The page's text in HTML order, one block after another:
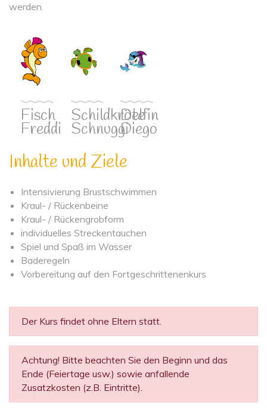
werden.
Fisch
Freddi
Schildkröte
Schnuggi
Delfin
Diego
Inhalte und Ziele
Intensivierung Brustschwimmen
Kraul- / Rückenbeine
Kraul- / Rückengrobform
individuelles Streckentauchen
Spiel und Spaß im Wasser
Baderegeln
Vorbereitung auf den Fortgeschrittenenkurs
Der Kurs findet ohne Eltern statt.
Achtung! Bitte beachten Sie den Beginn und das
Ende (Feiertage usw.) sowie anfallende
Zusatzkosten (z.B. Eintritte).